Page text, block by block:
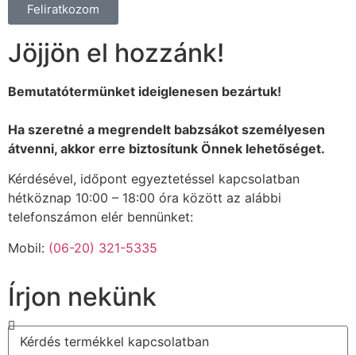
Feliratkozom
Jöjjön el hozzánk!
Bemutatótermünket ideiglenesen bezártuk!
Ha szeretné a megrendelt babzsákot személyesen
átvenni, akkor erre biztosítunk Önnek lehetőséget.
Kérdésével, időpont egyeztetéssel kapcsolatban
hétköznap 10:00 – 18:00 óra között az alábbi
telefonszámon elér bennünket:
Mobil: (06-20) 321-5335
Írjon nekünk